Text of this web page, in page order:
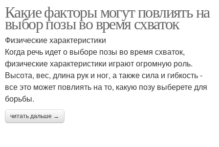
Какие факторы могут повлиять на
выбор позы во время схваток
Физические характеристики
Когда речь идет о выборе позы во время схваток,
физические характеристики играют огромную роль.
Высота, вес, длина рук и ног, а также сила и гибкость -
все это может повлиять на то, какую позу выберете для
борьбы.
читать дальше →